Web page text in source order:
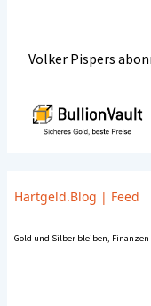
Volker Pispers
Hartgeld.Blog | Feed
Gold und Silber bleiben,